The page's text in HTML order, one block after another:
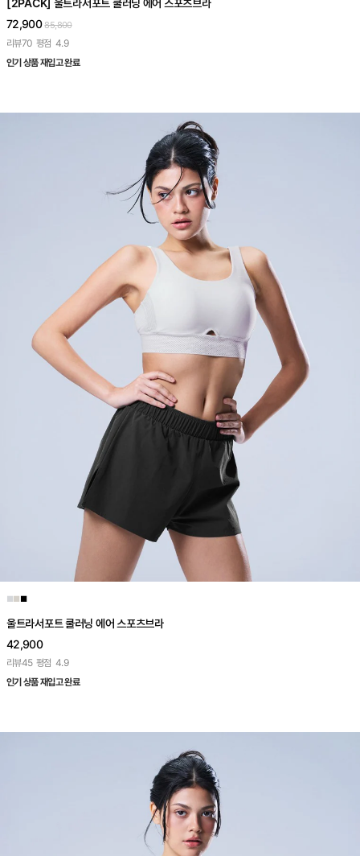
[2PACK] 울트라서포트 쿨러닝 에어 스포츠브라
72,900 85,800
리뷰70 평점 4.9
인기 상품 재입고 완료
■■■
울트라서포트 쿨러닝 에어 스포츠브라
42,900
리뷰45 평점 4.9
인기 상품 재입고 완료